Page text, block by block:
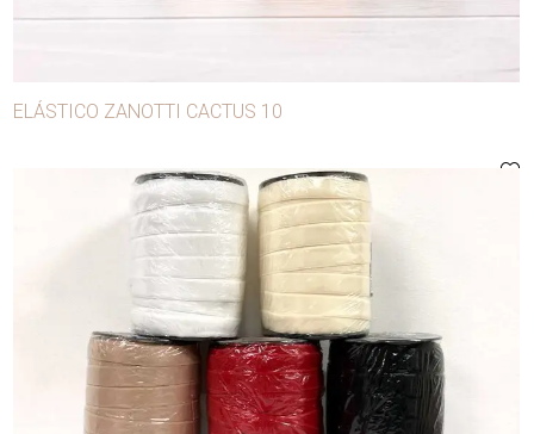
ELÁSTICO ZANOTTI CACTUS 10